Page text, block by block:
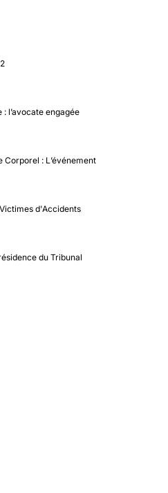
l’avocate engagée
: L’événement
d'Accidents
du Tribunal